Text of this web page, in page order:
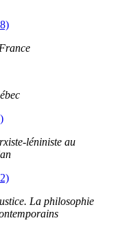
léniniste au
La philosophie